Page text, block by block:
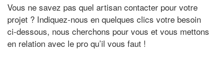
Vous ne savez pas quel artisan contacter pour votre
projet ? Indiquez-nous en quelques clics votre besoin
ci-dessous, nous cherchons pour vous et vous mettons
en relation avec le pro qu’il vous faut !